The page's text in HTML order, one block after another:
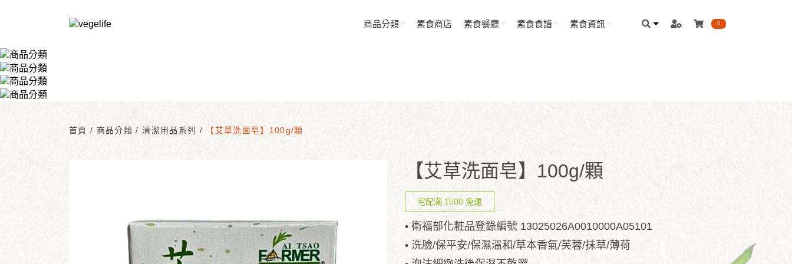
商品分類 素食商店 素食餐廳 素食食譜 素食資訊 0
首頁/ 商品分類/ 清潔用品系列 / 【艾草洗面皂】100g/顆
【艾草洗面皂】100g/顆
宅配滿 1500 免運
• 衛福部化粧品登錄編號 13025026A0010000A05101
• 洗臉/保平安/保濕溫和/草本香氣/芙蓉/抹草/薄荷